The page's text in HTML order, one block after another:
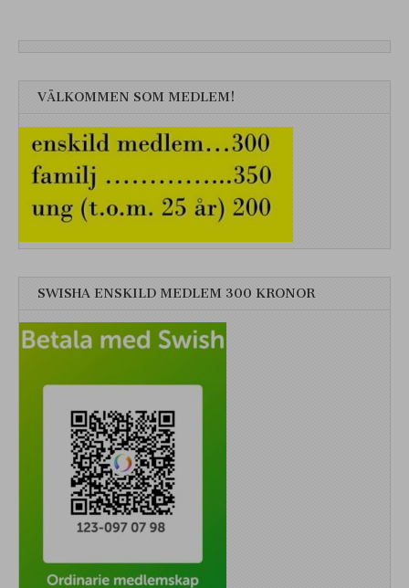
VÄLKOMMEN SOM MEDLEM!
SWISHA ENSKILD MEDLEM 300 KRONOR